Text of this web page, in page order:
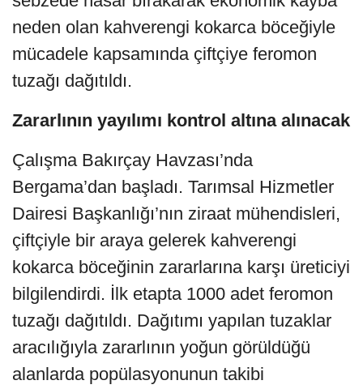
neden olan kahverengi kokarca böceğiyle
mücadele kapsamında çiftçiye feromon
tuzağı dağıtıldı.
Zararlının yayılımı kontrol altına alınacak
Çalışma Bakırçay Havzası’nda
Bergama’dan başladı. Tarımsal Hizmetler
Dairesi Başkanlığı’nın ziraat mühendisleri,
çiftçiyle bir araya gelerek kahverengi
kokarca böceğinin zararlarına karşı üreticiyi
bilgilendirdi. İlk etapta 1000 adet feromon
tuzağı dağıtıldı. Dağıtımı yapılan tuzaklar
aracılığıyla zararlının yoğun görüldüğü
alanlarda popülasyonunun takibi